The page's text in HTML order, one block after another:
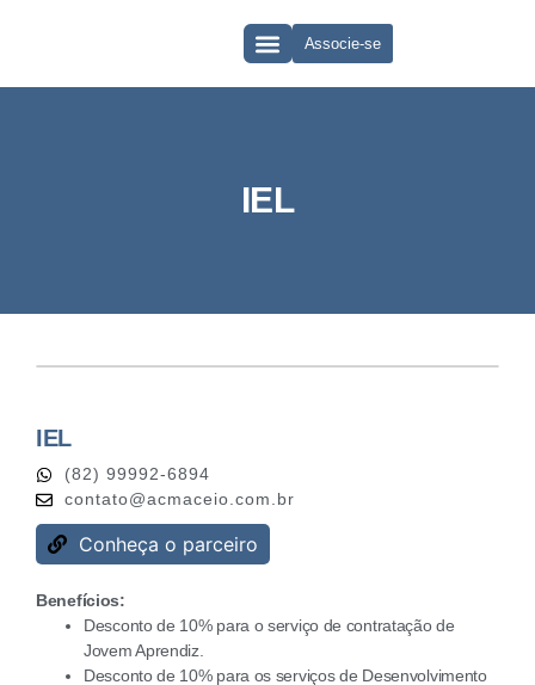
Associe-se
IEL
IEL
(82) 99992-6894
contato@acmaceio.com.br
Conheça o parceiro
Benefícios:
Desconto de 10% para o serviço de contratação de
Jovem Aprendiz.
Desconto de 10% para os serviços de Desenvolvimento